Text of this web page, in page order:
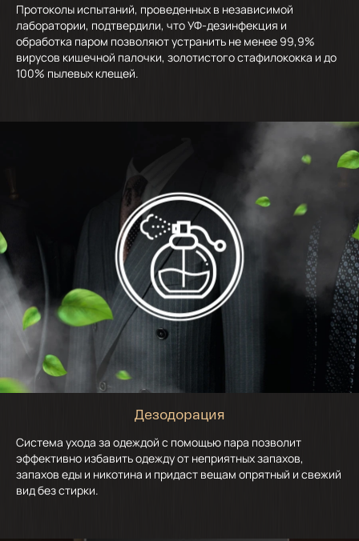
Протоколы испытаний, проведенных в независимой
лаборатории, подтвердили, что УФ-дезинфекция и
обработка паром позволяют устранить не менее 99,9%
вирусов кишечной палочки, золотистого стафилококка и до
100% пылевых клещей.
Дезодорация
Система ухода за одеждой с помощью пара позволит
эффективно избавить одежду от неприятных запахов,
запахов еды и никотина и придаст вещам опрятный и свежий
вид без стирки.